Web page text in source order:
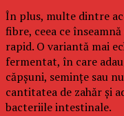
În plus, multe dintre
fibre, ceea ce
rapid. O variantă mai
fermentat, în care
căpșuni, semințe sau
cantitatea de zahăr și
bacteriile intestinale.